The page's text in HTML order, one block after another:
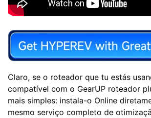
Claro, se o roteador que tu estás
compatível com o GearUP roteador
mais simples: instala-o Online
mesmo serviço completo de